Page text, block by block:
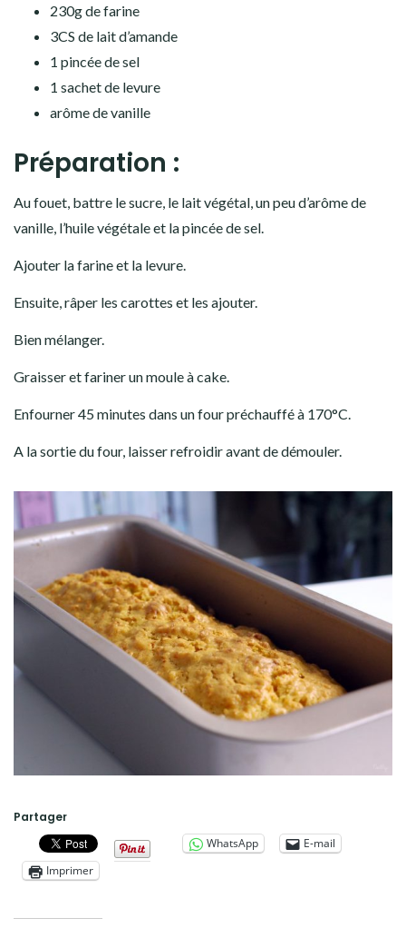
230g de farine
3CS de lait d’amande
1 pincée de sel
1 sachet de levure
arôme de vanille
Préparation :
Au fouet, battre le sucre, le lait végétal, un peu d’arôme de
vanille, l’huile végétale et la pincée de sel.
Ajouter la farine et la levure.
Ensuite, râper les carottes et les ajouter.
Bien mélanger.
Graisser et fariner un moule à cake.
Enfourner 45 minutes dans un four préchauffé à 170°C.
A la sortie du four, laisser refroidir avant de démouler.
Partager
WhatsApp
E-mail
Imprimer